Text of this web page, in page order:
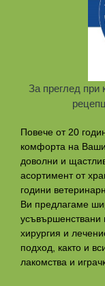
За преглед при
Повече от 20
комфорта на
доволни и
асортимент от
години
Ви предлагаме
усъвършенствани
хирургия и
подход, както и
лакомства и